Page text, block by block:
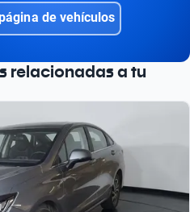
de vehículos
relacionadas a tu